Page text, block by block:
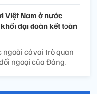
Việt Nam ở nước
đại đoàn kết toàn
ngoài có vai trò quan
ngoại của Đảng.